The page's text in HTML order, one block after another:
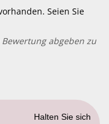
Seien Sie
abgeben zu
Halten Sie sich